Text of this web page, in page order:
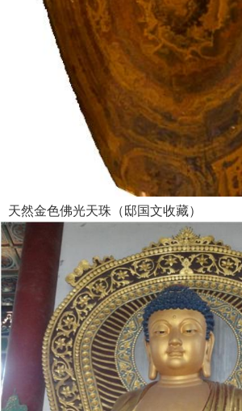
天然金色佛光天珠（邸国文收藏）